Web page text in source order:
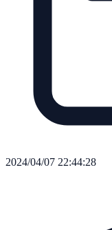
2024/04/07 22:44:28